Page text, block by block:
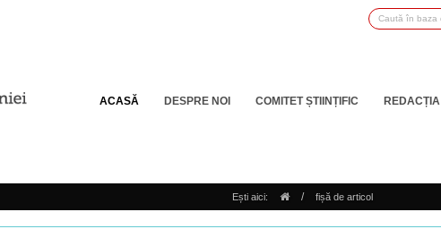
ACASĂ DESPRE NOI COMITET ȘTIINȚIFIC REDACȚIA
Ești aici: / fișă de articol